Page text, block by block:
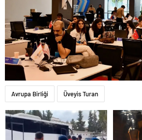
Avrupa Birliği Üveyis Turan